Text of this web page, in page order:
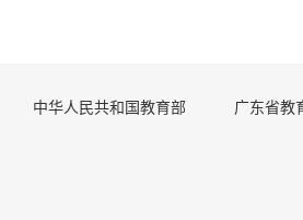
中华人民共和国教育部 广东省教